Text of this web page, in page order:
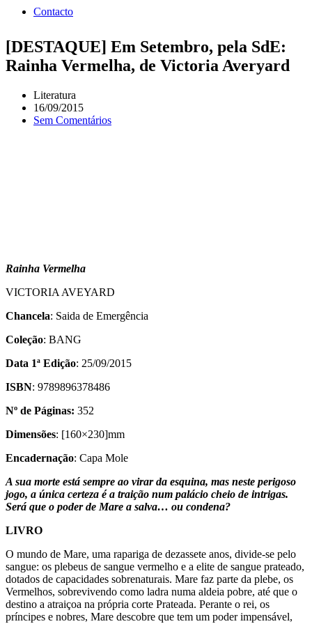
Contacto
[DESTAQUE] Em Setembro, pela SdE:
Rainha Vermelha, de Victoria Averyard
Literatura
16/09/2015
Sem Comentários
Rainha Vermelha
VICTORIA AVEYARD
Chancela: Saida de Emergência
Coleção: BANG
Data 1ª Edição: 25/09/2015
ISBN: 9789896378486
Nº de Páginas: 352
Dimensões: [160×230]mm
Encadernação: Capa Mole
A sua morte está sempre ao virar da esquina, mas neste perigoso
jogo, a única certeza é a traição num palácio cheio de intrigas.
Será que o poder de Mare a salva… ou condena?
LIVRO
O mundo de Mare, uma rapariga de dezassete anos, divide-se pelo
sangue: os plebeus de sangue vermelho e a elite de sangue prateado,
dotados de capacidades sobrenaturais. Mare faz parte da plebe, os
Vermelhos, sobrevivendo como ladra numa aldeia pobre, até que o
destino a atraiçoa na própria corte Prateada. Perante o rei, os
príncipes e nobres, Mare descobre que tem um poder impensável,